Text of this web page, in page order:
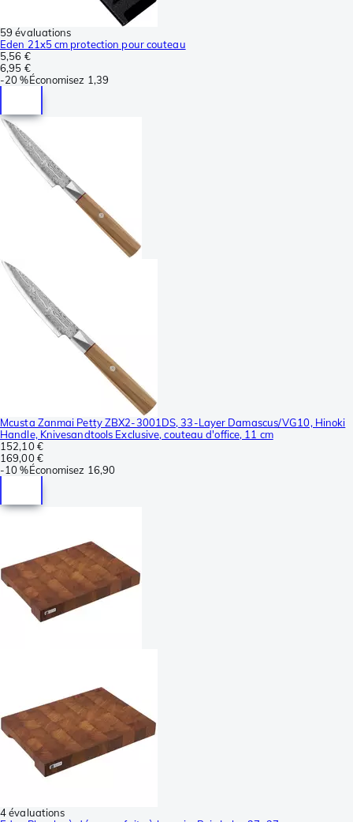
59 évaluations
Eden 21x5 cm protection pour couteau
5,56 €
6,95 €
-20 %Économisez 1,39
Mcusta Zanmai Petty ZBX2-3001DS, 33-Layer Damascus/VG10, Hinoki
Handle, Knivesandtools Exclusive, couteau d'office, 11 cm
152,10 €
169,00 €
-10 %Économisez 16,90
4 évaluations